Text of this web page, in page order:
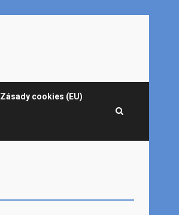
Zásady cookies (EU)